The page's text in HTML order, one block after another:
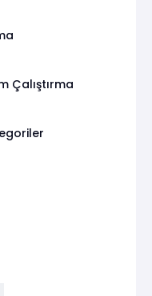
Çalıştırma